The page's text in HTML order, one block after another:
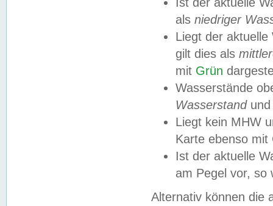
als niedriger
Liegt der
gilt dies als
mit Grün
Wasserstände
Wasserstandund
Liegt kein MHW
Karte ebenso mit
Ist der aktuelle
am Pegel vor,
Alternativ können die